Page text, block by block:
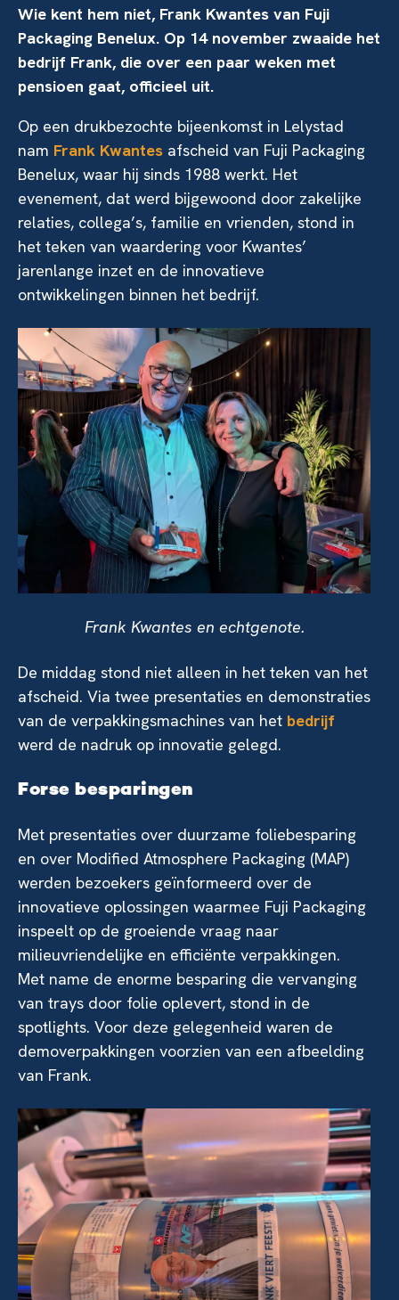
Wie kent hem niet, Frank Kwantes van Fuji
Packaging Benelux. Op 14 november zwaaide het
bedrijf Frank, die over een paar weken met
pensioen gaat, officieel uit.
Op een drukbezochte bijeenkomst in Lelystad
nam Frank Kwantes afscheid van Fuji Packaging
Benelux, waar hij sinds 1988 werkt. Het
evenement, dat werd bijgewoond door zakelijke
relaties, collega’s, familie en vrienden, stond in
het teken van waardering voor Kwantes’
jarenlange inzet en de innovatieve
ontwikkelingen binnen het bedrijf.
Frank Kwantes en echtgenote.
De middag stond niet alleen in het teken van het
afscheid. Via twee presentaties en demonstraties
van de verpakkingsmachines van het bedrijf
werd de nadruk op innovatie gelegd.
Forse besparingen
Met presentaties over duurzame foliebesparing
en over Modified Atmosphere Packaging (MAP)
werden bezoekers geïnformeerd over de
innovatieve oplossingen waarmee Fuji Packaging
inspeelt op de groeiende vraag naar
milieuvriendelijke en efficiënte verpakkingen.
Met name de enorme besparing die vervanging
van trays door folie oplevert, stond in de
spotlights. Voor deze gelegenheid waren de
demoverpakkingen voorzien van een afbeelding
van Frank.